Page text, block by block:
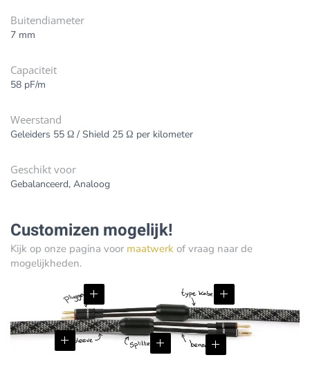
Buitendiameter
7 mm
Capaciteit
58 pF/m
Weerstand
Geleiders 55 Ω / Shield 25 Ω per kilometer
Geschikt voor
Gebalanceerd, Analoog
Customizen mogelijk!
Kijk op onze pagina voor maatwerk of vraag naar de
mogelijkheden.